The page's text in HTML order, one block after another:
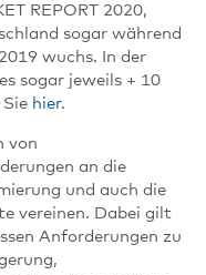
REPORT 2020,
sogar während
wuchs. In der
sogar jeweils + 10
hier.
von
an die
und auch die
vereinen. Dabei gilt
Anforderungen zu